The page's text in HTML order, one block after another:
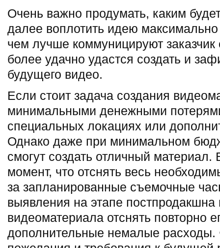
Очень важно продумать, каким
далее воплотить идею
чем лучше коммуницируют
более удачно удастся создать и
будущего видео.
Если стоит задача создания
минимальными денежными
специальных локациях или
Однако даже при минимальном
смогут создать отличный
момент, что отснять весь
за запланированные съемочные
выявления на этапе постпродакшна
видеоматериала отснять повторно
дополнительные немалые